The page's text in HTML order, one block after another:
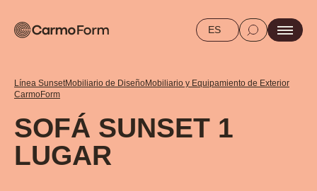
ES
Línea SunsetMobiliario de DiseñoMobiliario y Equipamiento de Exterior
CarmoForm
SOFÁ SUNSET 1
LUGAR